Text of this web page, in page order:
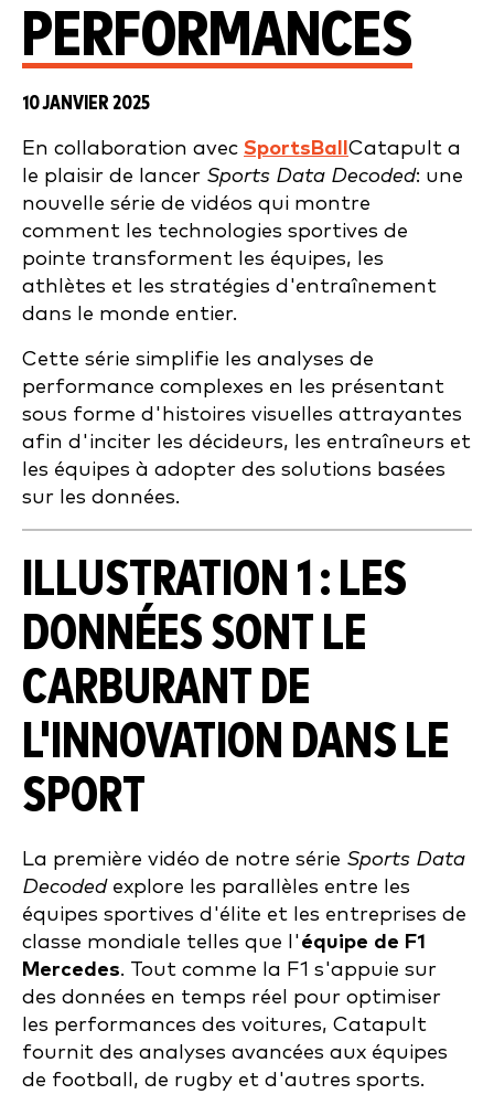
PERFORMANCES
10 JANVIER 2025
En collaboration avec SportsBall Catapult a
le plaisir de lancer Sports Data Decoded: une
nouvelle série de vidéos qui montre
comment les technologies sportives de
pointe transforment les équipes, les
athlètes et les stratégies d'entraînement
dans le monde entier.
Cette série simplifie les analyses de
performance complexes en les présentant
sous forme d'histoires visuelles attrayantes
afin d'inciter les décideurs, les entraîneurs et
les équipes à adopter des solutions basées
sur les données.
ILLUSTRATION 1 : LES
DONNÉES SONT LE
CARBURANT DE
L'INNOVATION DANS LE
SPORT
La première vidéo de notre série Sports Data
Decodedexplore les parallèles entre les
équipes sportives d'élite et les entreprises de
classe mondiale telles que l'équipe de F1
Mercedes. Tout comme la F1 s'appuie sur
des données en temps réel pour optimiser
les performances des voitures, Catapult
fournit des analyses avancées aux équipes
de football, de rugby et d'autres sports.